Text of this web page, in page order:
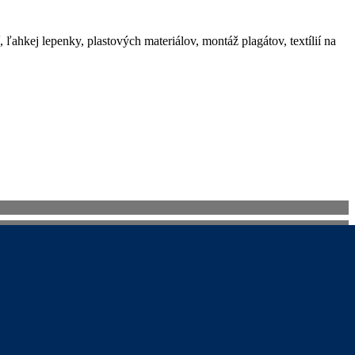
lepenky, plastových materiálov, montáž plagátov, textílií na